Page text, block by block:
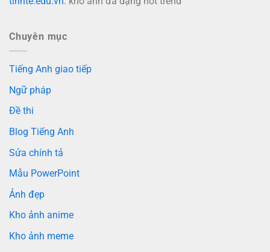
Chuyên mục
Tiếng Anh giao tiếp
Ngữ pháp
Đề thi
Blog Tiếng Anh
Sửa chính tả
Mẫu PowerPoint
Ảnh đẹp
Kho ảnh anime
Kho ảnh meme